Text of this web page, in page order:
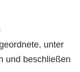
unter
und beschließen